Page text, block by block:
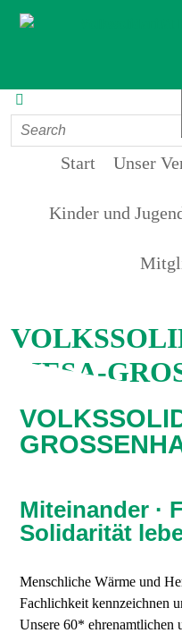
Start Unser
Kinder und
RIESA-
Miteinander ·
Solidarität
Menschliche Wärme und
Fachlichkeit kennzeichnen
Unsere 60* ehrenamtlichen